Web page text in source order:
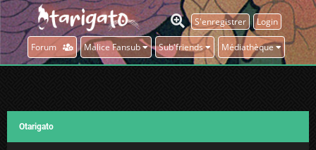
S'enregistrer Login
Forum Malice Fansub Sub'friends Médiathèque
Otarigato